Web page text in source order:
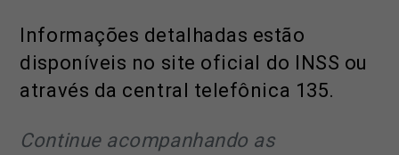
Informações detalhadas estão
disponíveis no site oficial do INSS ou
através da central telefônica 135.
Continue acompanhando as